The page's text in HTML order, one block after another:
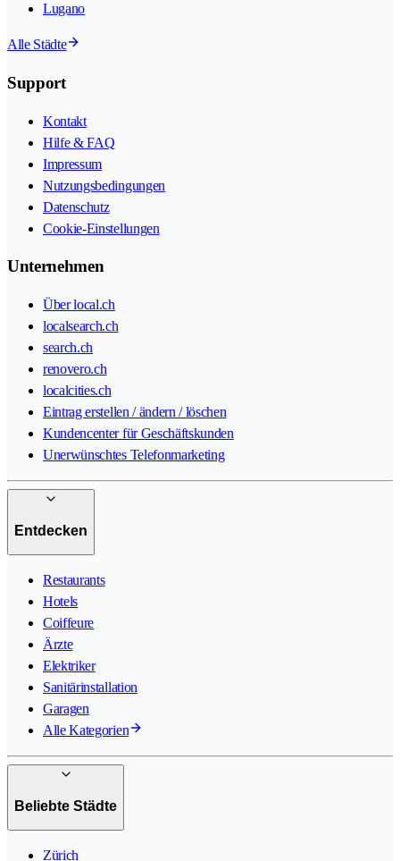
Lugano
Alle Städte
Support
Kontakt
Hilfe & FAQ
Impressum
Nutzungsbedingungen
Datenschutz
Cookie-Einstellungen
Unternehmen
Über local.ch
localsearch.ch
search.ch
renovero.ch
localcities.ch
Eintrag erstellen / ändern / löschen
Kundencenter für Geschäftskunden
Unerwünschtes Telefonmarketing
Entdecken
Restaurants
Hotels
Coiffeure
Ärzte
Elektriker
Sanitärinstallation
Garagen
Alle Kategorien
Beliebte Städte
Zürich